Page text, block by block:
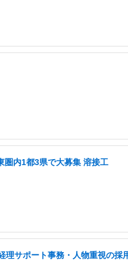
圏内1都3県で大募集 溶接工
理サポート事務・人物重視の採